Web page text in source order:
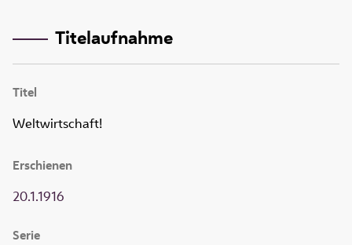
Titelaufnahme
Titel
Weltwirtschaft!
Erschienen
20.1.1916
Serie